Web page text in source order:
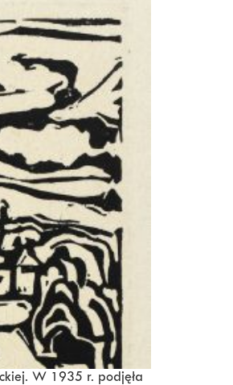
W 1935 r. podjęła